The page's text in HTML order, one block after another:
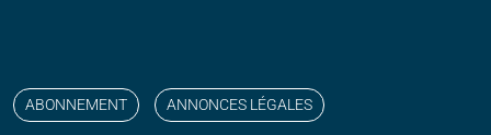
ABONNEMENT ANNONCES LÉGALES